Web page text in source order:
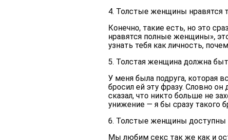
4. Толстые женщины
Конечно, такие есть, но это
нравятся полные женщины»,
узнать тебя как личность,
5. Толстая женщина должна
У меня была подруга, которая
бросил ей эту фразу. Словно
сказал, что никто больше не
унижение — я бы сразу такого
6. Толстые женщины доступны
Мы любим секс так же как и